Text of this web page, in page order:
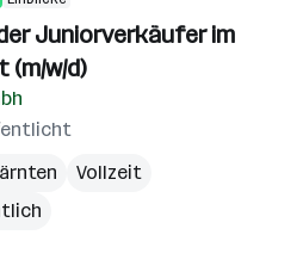
Juniorverkäufer im
(m/w/d)
Vollzeit